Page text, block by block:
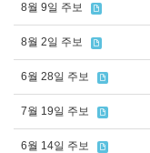
8월 9일 주보
8월 2일 주보
6월 28일 주보
7월 19일 주보
6월 14일 주보